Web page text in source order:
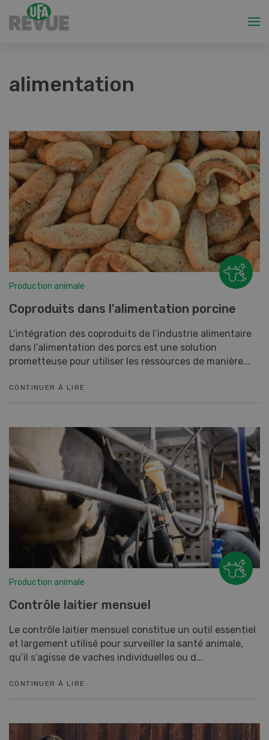
alimentation
Production animale
Coproduits dans l'alimentation porcine
L’intégration des coproduits de l’industrie alimentaire
dans l’alimentation des porcs est une solution
prometteuse pour utiliser les ressources de manière...
CONTINUER À LIRE
Production animale
Contrôle laitier mensuel
Le contrôle laitier mensuel constitue un outil essentiel
et largement utilisé pour surveiller la santé animale,
qu’il s’agisse de vaches individuelles ou d...
CONTINUER À LIRE